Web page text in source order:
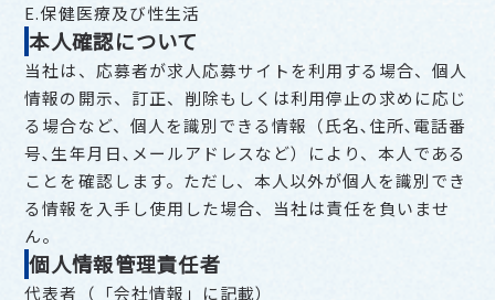
E.保健医療及び性生活
本人確認について
当社は、応募者が求人応募サイトを利用する場合、個人
情報の開示、訂正、削除もしくは利用停止の求めに応じ
る場合など、個人を識別できる情報（氏名､住所､電話番
号､生年月日､メールアドレスなど）により、本人である
ことを確認します。ただし、本人以外が個人を識別でき
る情報を入手し使用した場合、当社は責任を負いませ
ん。
個人情報管理責任者
代表者（「会社情報」に記載）